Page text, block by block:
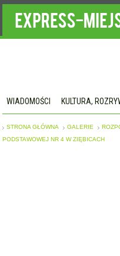
WIADOMOŚCI KULTURA,
STRONA GŁÓWNA GALERIE
PODSTAWOWEJ NR 4 W ZIĘBICACH